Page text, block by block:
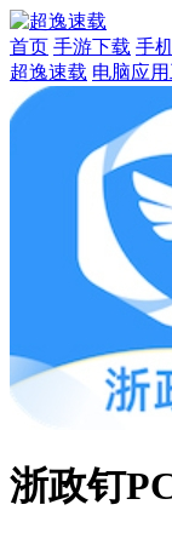
首页 手游下载 手
超逸速载 电脑应用
浙政钉